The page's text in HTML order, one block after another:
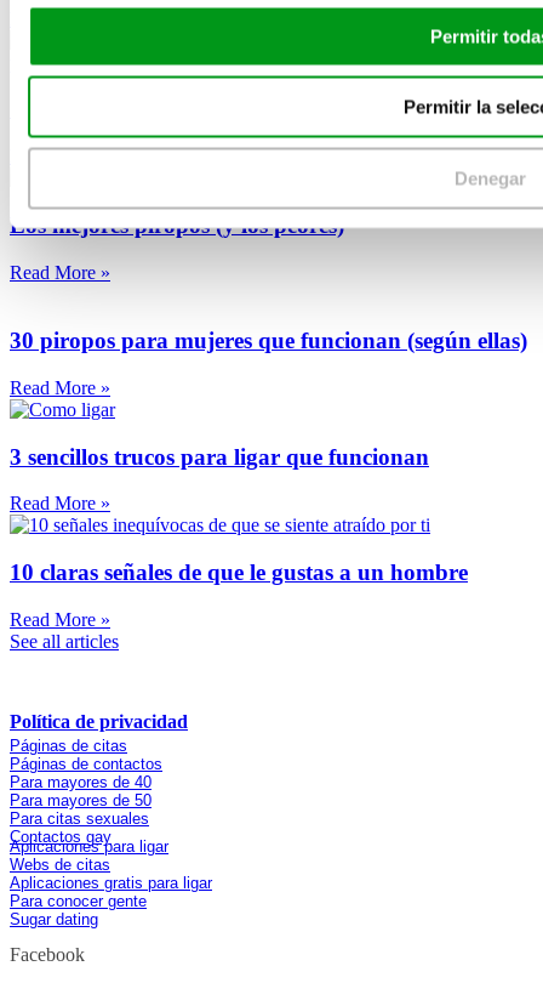
Permitir
Permitir la
Denegar
5 consejos para que no te engañen en las citas online
Read More »
Los mejores piropos (y los peores)
Read More »
30 piropos para mujeres que funcionan (según ellas)
Read More »
3 sencillos trucos para ligar que funcionan
Read More »
10 claras señales de que le gustas a un hombre
Read More »
See all articles
Política de privacidad
Comparativas
Páginas de citas
Páginas de contactos
Para mayores de 40
Para mayores de 50
Para citas sexuales
Contactos gay
Aplicaciones para ligar
Webs de citas
Aplicaciones gratis para ligar
Para conocer gente
Sugar dating
Facebook